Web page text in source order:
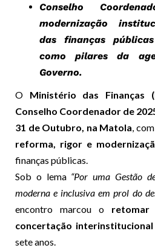
Conselho
modernização
das finanças
como pilares da
Governo.
O Ministério das Finanças
Conselho Coordenador de
31 de Outubro, na Matola,
reforma, rigor e
finanças públicas.
Sob o lema “Por uma Gestão
moderna e inclusiva em prol do
encontro marcou o
concertação interinstitucional
sete anos.